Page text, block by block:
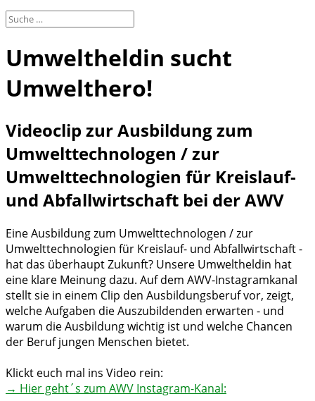
Umweltheldin sucht
Umwelthero!
Videoclip zur Ausbildung zum
Umwelttechnologen / zur
Umwelttechnologien für Kreislauf-
und Abfallwirtschaft bei der AWV
Eine Ausbildung zum Umwelttechnologen / zur
Umwelttechnologien für Kreislauf- und Abfallwirtschaft -
hat das überhaupt Zukunft? Unsere Umweltheldin hat
eine klare Meinung dazu. Auf dem AWV-Instagramkanal
stellt sie in einem Clip den Ausbildungsberuf vor, zeigt,
welche Aufgaben die Auszubildenden erwarten - und
warum die Ausbildung wichtig ist und welche Chancen
der Beruf jungen Menschen bietet.
Klickt euch mal ins Video rein:
→ Hier geht´s zum AWV Instagram-Kanal: